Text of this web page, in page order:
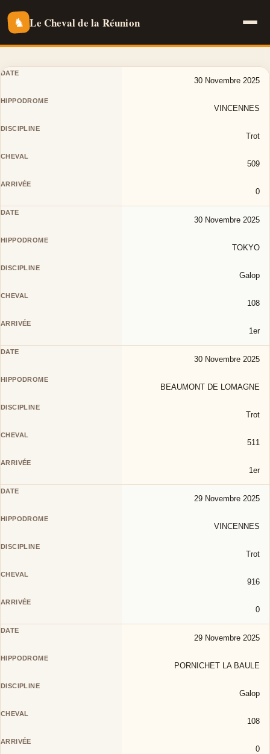
♞ Le Cheval de la Réunion
30 Novembre 2025
VINCENNES
Trot
509
0
30 Novembre 2025
TOKYO
Galop
108
1er
30 Novembre 2025
BEAUMONT DE LOMAGNE
Trot
511
1er
29 Novembre 2025
VINCENNES
Trot
916
0
29 Novembre 2025
PORNICHET LA BAULE
Galop
108
0